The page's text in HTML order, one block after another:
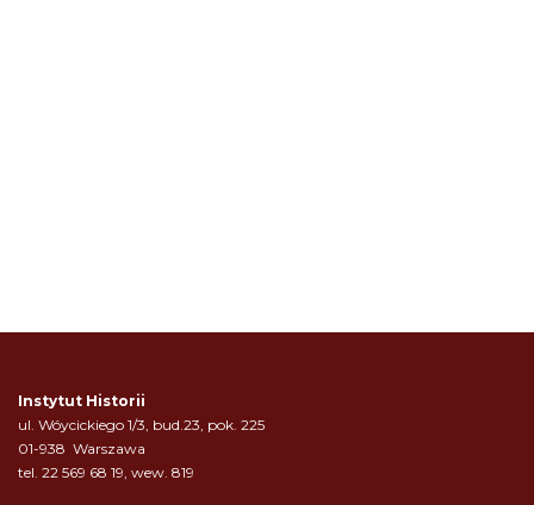
Instytut Historii
ul. Wóycickiego 1/3, bud.23, pok. 225
01-938 Warszawa
tel. 22 569 68 19, wew. 819